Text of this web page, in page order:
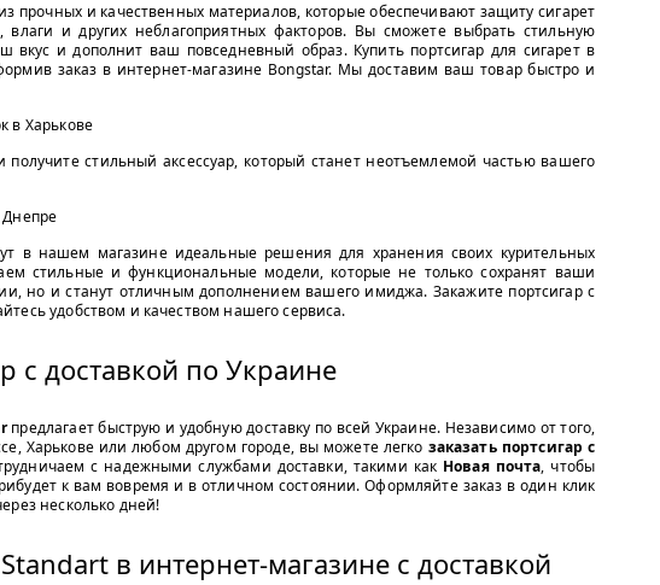
прочных и качественных материалов, которые обеспечивают защиту сигарет
влаги и других неблагоприятных факторов. Вы сможете выбрать стильную
вкус и дополнит ваш повседневный образ. Купить портсигар для сигарет в
заказ в интернет-магазине Bongstar. Мы доставим ваш товар быстро и
в Харькове
стильный аксессуар, который станет неотъемлемой частью вашего
Днепре
в нашем магазине идеальные решения для хранения своих курительных
стильные и функциональные модели, которые не только сохранят ваши
но и станут отличным дополнением вашего имиджа. Закажите портсигар с
удобством и качеством нашего сервиса.
с доставкой по Украине
предлагает быструю и удобную доставку по всей Украине. Независимо от того,
Харькове или любом другом городе, вы можете легко заказать портсигар с
с надежными службами доставки, такими как Новая почта, чтобы
к вам вовремя и в отличном состоянии. Оформляйте заказ в один клик
несколько дней!
в интернет-магазине с доставкой